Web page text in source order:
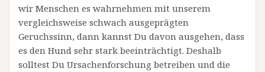
wir Menschen es wahrnehmen mit unserem
vergleichsweise schwach ausgeprägten
Geruchssinn, dann kannst Du davon ausgehen, dass
es den Hund sehr stark beeinträchtigt. Deshalb
solltest Du Ursachenforschung betreiben und die